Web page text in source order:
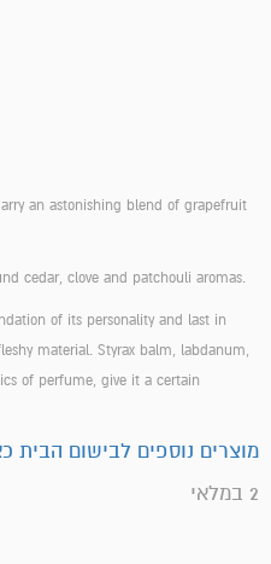
an astonishing blend of grapefruit
cedar, clove and patchouli aromas.
of its personality and last in
material. Styrax balm, labdanum,
of perfume, give it a certain
מוצרים נוספים לבישום הבית
2 במלאי